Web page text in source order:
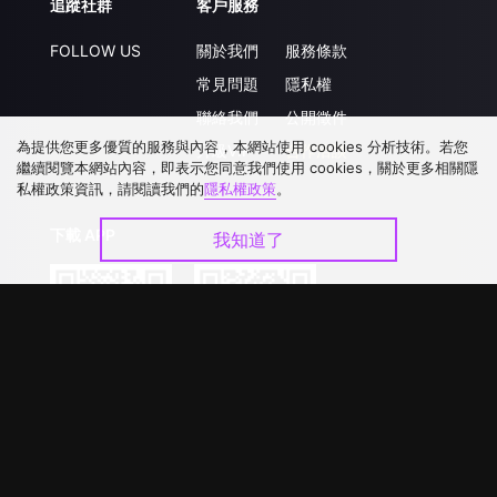
追蹤社群
FOLLOW US
客戶服務
關於我們
常見問題
聯絡我們
升級VIP
服務條款
隱私權
公開徵件
合作洽談
為提供您更多優質的服務與內容，本網站使用 cookies 分析技術。若您
繼續閱覽本網站內容，即表示您同意我們使用 cookies，關於更多相關隱
私權政策資訊，請閱讀我們的隱私權政策。
我知道了